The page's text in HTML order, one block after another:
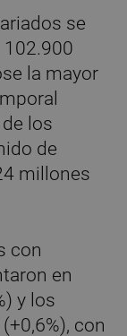
se
la mayor
los
de
millones
con
en
y los
con